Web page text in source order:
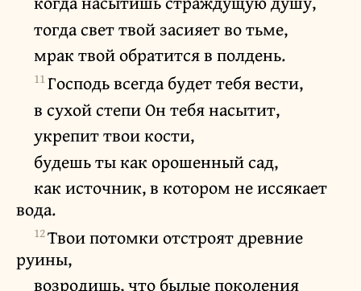
тогда свет твой засияет во тьме,
мрак твой обратится в полдень.
11Господь всегда будет тебя вести,
в сухой степи Он тебя насытит,
укрепит твои кости,
будешь ты как орошенный сад,
как источник, в котором не иссякает
вода.
12Твои потомки отстроят древние
руины,
возродишь, что былые поколения